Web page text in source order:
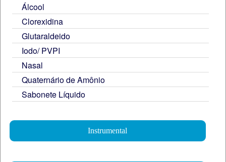
Álcool
Clorexidina
Glutaraldeido
Iodo/ PVPI
Nasal
Quaternário de Amônio
Sabonete Líquido
Instrumental